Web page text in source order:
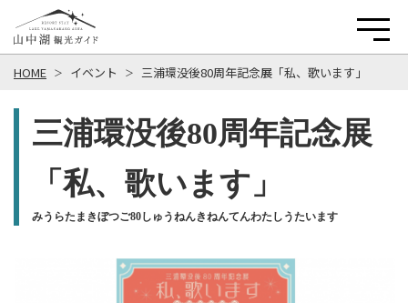
HOME イベント 三浦環没後80周年記念展「私、歌います」
三浦環没後80周年記念展
「私、歌います」
みうらたまきぼつご80しゅうねんきねんてんわたしうたいます